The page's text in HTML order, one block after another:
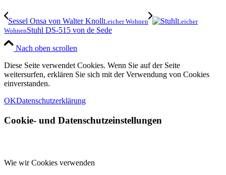
Sessel Onsa von Walter KnollLeicher Wohnen
Leicher
WohnenStuhl DS-515 von de Sede
Nach oben scrollen
Diese Seite verwendet Cookies. Wenn Sie auf der Seite
weitersurfen, erklären Sie sich mit der Verwendung von Cookies
einverstanden.
OKDatenschutzerklärung
Cookie- und Datenschutzeinstellungen
Wie wir Cookies verwenden